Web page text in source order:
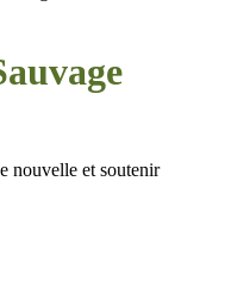
nouvelle et soutenir